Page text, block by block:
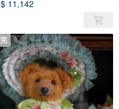
11,142